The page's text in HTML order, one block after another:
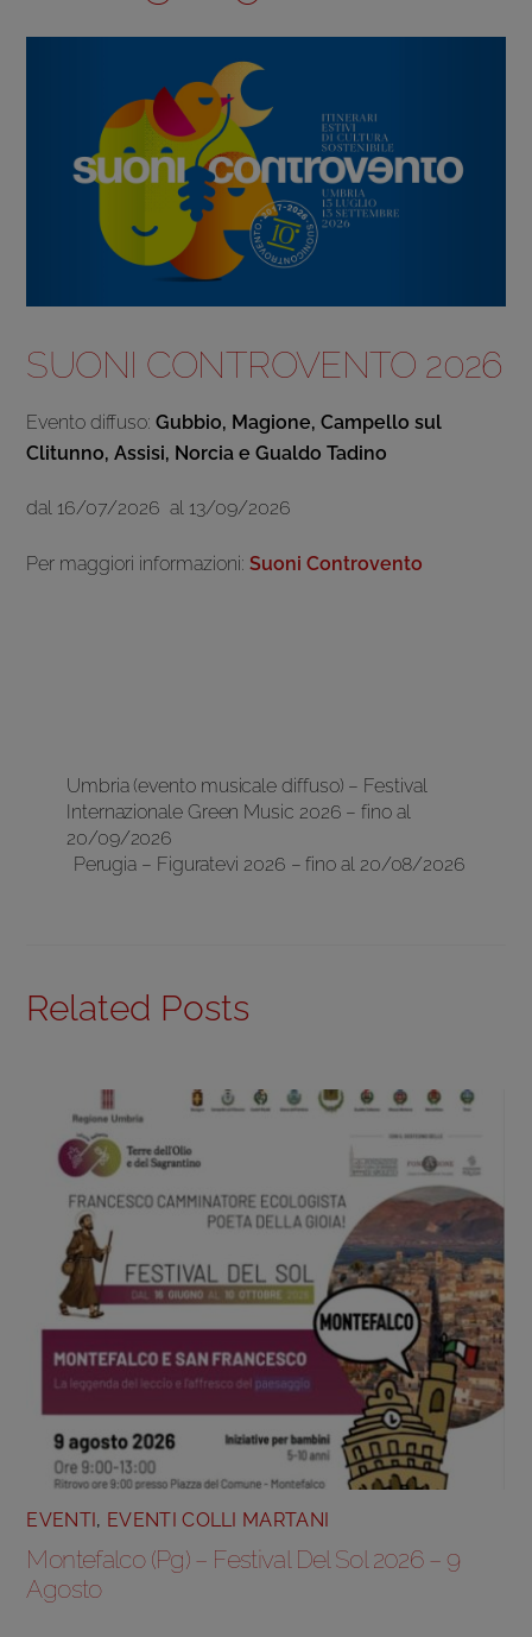
SUONI CONTROVENTO 2026
Evento diffuso:Gubbio, Magione, Campello sul
Clitunno, Assisi, Norcia e Gualdo Tadino
dal 16/07/2026 al 13/09/2026
Per maggiori informazioni:Suoni Controvento
Umbria (evento musicale diffuso) – Festival
Internazionale Green Music 2026 – fino al
20/09/2026
Perugia – Figuratevi 2026 – fino al 20/08/2026
Related Posts
EVENTI, EVENTI COLLI MARTANI
Montefalco (Pg) – Festival Del Sol 2026 – 9
Agosto